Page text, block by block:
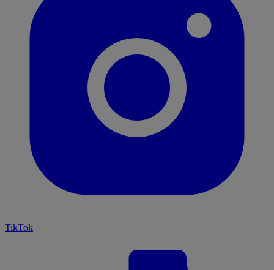
TikTok